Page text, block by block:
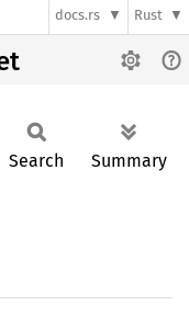
docs.rs Rust
Search Summary